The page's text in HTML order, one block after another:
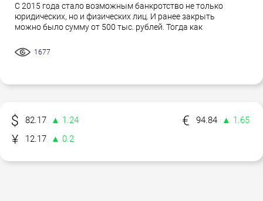
С 2015 года стало возможным банкротство не только
юридических, но и физических лиц. И ранее закрыть
можно было сумму от 500 тыс. рублей. Тогда как
1677
82.17 ▲ 1.24 94.84
▲ 1.65
12.17
▲ 0.2